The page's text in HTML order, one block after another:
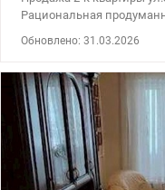
Рациональная
жилого комплекса
Киева и пригород рядом
транспортные артерии
Южного моста. В цену
valion.ua/1141722
Обновлено: 31.03.2026